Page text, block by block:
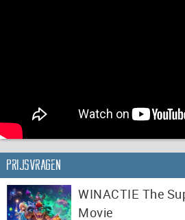
Prijsvragen
WINACTIE The
Movie